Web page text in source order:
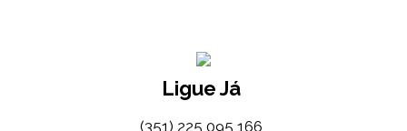
Ligue Já
(351) 225 095 166